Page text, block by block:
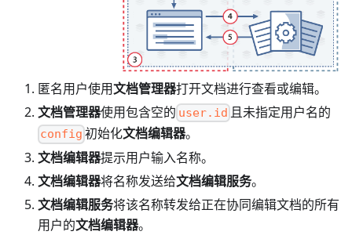
匿名用户使用文档管理器打开文档进行查看或编辑。
文档管理器使用包含空的 user.id 且未指定用户名的
config 初始化文档编辑器。
文档编辑器提示用户输入名称。
文档编辑器将名称发送给文档编辑服务。
文档编辑服务将该名称转发给正在协同编辑文档的所有
用户的文档编辑器。